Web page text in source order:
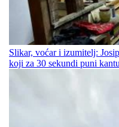
Slikar, voćar i izumitelj:
koji za 30 sekundi puni